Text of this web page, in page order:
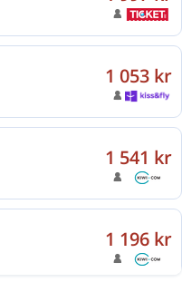
1 053 kr
1 541 kr
1 196 kr